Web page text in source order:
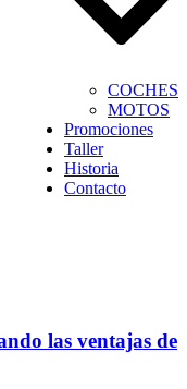
COCHES
MOTOS
Promociones
Taller
Historia
Contacto
las ventajas de